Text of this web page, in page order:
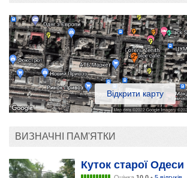
Відкрити карту
ВИЗНАЧНІ ПАМ'ЯТКИ
Куток старої Одеси